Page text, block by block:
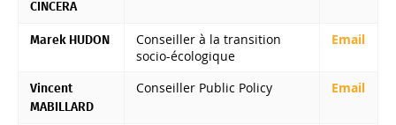
CINCERA
Marek HUDON
Conseiller à la transition
socio-écologique
Email
Vincent
MABILLARD
Conseiller Public Policy Email